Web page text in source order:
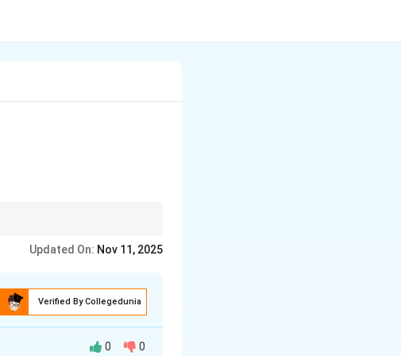
Updated On: Nov 11, 2025
Verified By Collegedunia
0 0